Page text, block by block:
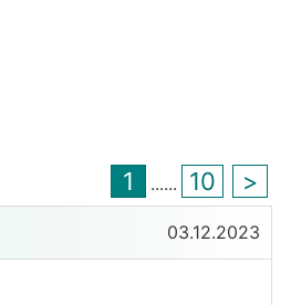
1 ...... 10 >
03.12.2023